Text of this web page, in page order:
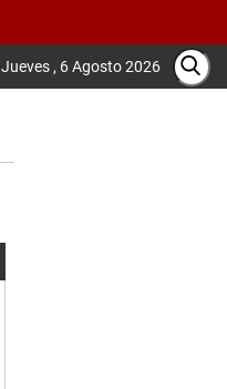
Jueves , 6 Agosto 2026